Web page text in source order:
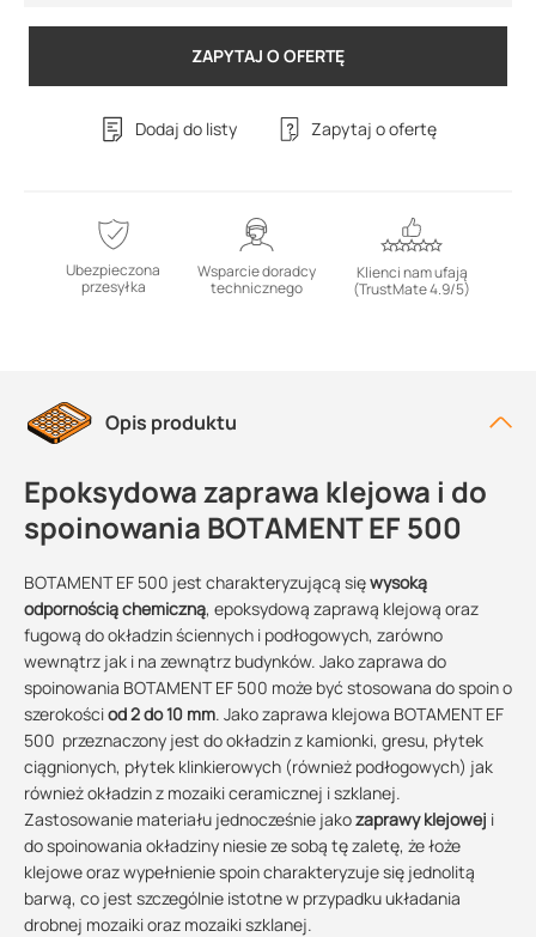
ZAPYTAJ O OFERTĘ
Dodaj do listy Zapytaj o ofertę
Ubezpieczona
przesyłka
Wsparcie doradcy
technicznego
Klienci nam ufają
(TrustMate 4.9/5)
Opis produktu
Epoksydowa zaprawa klejowa i do
spoinowania BOTAMENT EF 500
BOTAMENT EF 500 jest charakteryzującą sięwysoką
odpornością chemiczną, epoksydową zaprawą klejową oraz
fugową do okładzin ściennych i podłogowych, zarówno
wewnątrz jak i na zewnątrz budynków. Jako zaprawa do
spoinowania BOTAMENT EF 500 może być stosowana do spoin o
szerokościod 2 do 10 mm. Jako zaprawa klejowa BOTAMENT EF
500 przeznaczony jest do okładzin z kamionki, gresu, płytek
ciągnionych, płytek klinkierowych (również podłogowych) jak
również okładzin z mozaiki ceramicznej i szklanej.
Zastosowanie materiału jednocześnie jakozaprawy klejowej i
do spoinowania okładziny niesie ze sobą tę zaletę, że łoże
klejowe oraz wypełnienie spoin charakteryzuje się jednolitą
barwą, co jest szczególnie istotne w przypadku układania
drobnej mozaiki oraz mozaiki szklanej.